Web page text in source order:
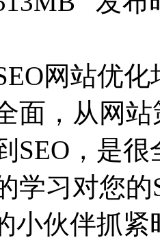
网站优
面，从网
SEO，是
学习对您
小伙伴抓